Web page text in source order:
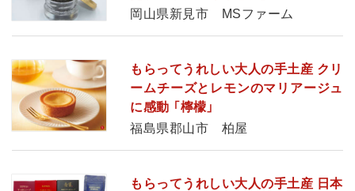
岡山県新見市 МSファーム
もらってうれしい大人の手土産 クリ
ームチーズとレモンのマリアージュ
に感動 「檸檬」
福島県郡山市 柏屋
もらってうれしい大人の手土産 日本